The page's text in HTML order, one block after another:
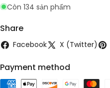
FF
SPICY
CRACKER
FF
CRACKER
2.04OZ
Còn 134 sản phẩm
Share
Facebook X (Twitter)
Payment method